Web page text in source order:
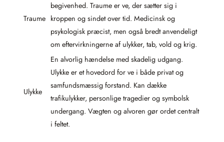
Traume
begivenhed. Traume er ve, der sætter sig i
kroppen og sindet over tid. Medicinsk og
psykologisk præcist, men også bredt anvendeligt
om eftervirkningerne af ulykker, tab, vold og krig.
Ulykke
En alvorlig hændelse med skadelig udgang.
Ulykke er et hovedord for ve i både privat og
samfundsmæssig forstand. Kan dække
trafikulykker, personlige tragedier og symbolsk
undergang. Vægten og alvoren gør ordet centralt
i feltet.